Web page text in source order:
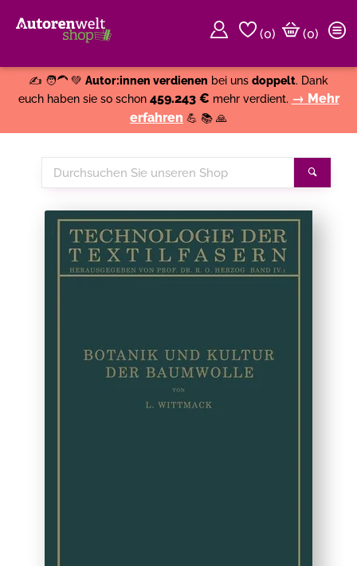
(0)
(0)
✍️ 🧑‍🦱 💚 Autor:innen verdienen bei uns doppelt. Dank
euch haben sie so schon 459.243 € mehr verdient. → Mehr
erfahren 💪 📚 🙏
Durchsuchen
Sie
Shop